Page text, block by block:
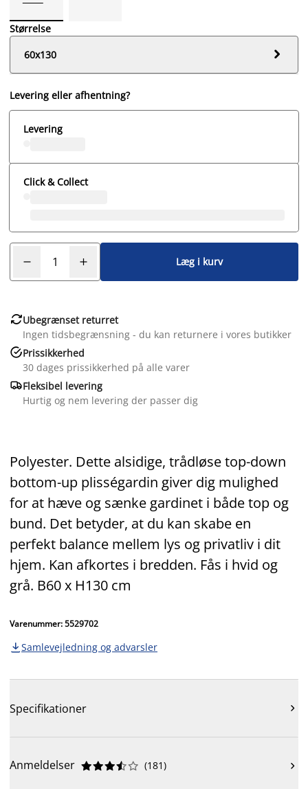
Størrelse
60x130

Levering eller afhentning?
Levering
Click & Collect
Læg i kurv
Ubegrænset returret
Ingen tidsbegrænsning - du kan returnere i vores butikker
Prissikkerhed
30 dages prissikkerhed på alle varer
Fleksibel levering
Hurtig og nem levering der passer dig
Polyester. Dette alsidige, trådløse top-down
bottom-up plisségardin giver dig mulighed
for at hæve og sænke gardinet i både top og
bund. Det betyder, at du kan skabe en
perfekt balance mellem lys og privatliv i dit
hjem. Kan afkortes i bredden. Fås i hvid og
grå. B60 x H130 cm
Varenummer: 5529702
 Samlevejledning og advarsler
Specifikationer 
Anmeldelser 




 (181) 